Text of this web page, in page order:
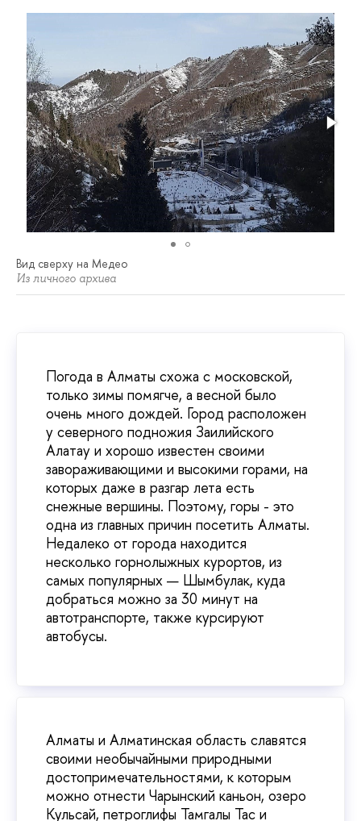
Вид сверху на Медео
Из личного архива
Погода в Алматы схожа с московской,
только зимы помягче, а весной было
очень много дождей. Город расположен
у северного подножия Заилийского
Алатау и хорошо известен своими
завораживающими и высокими горами, на
которых даже в разгар лета есть
снежные вершины. Поэтому, горы - это
одна из главных причин посетить Алматы.
Недалеко от города находится
несколько горнолыжных курортов, из
самых популярных — Шымбулак, куда
добраться можно за 30 минут на
автотранспорте, также курсируют
автобусы.
Алматы и Алматинская область славятся
своими необычайными природными
достопримечательностями, к которым
можно отнести Чарынский каньон, озеро
Кульсай, петроглифы Тамгалы Тас и